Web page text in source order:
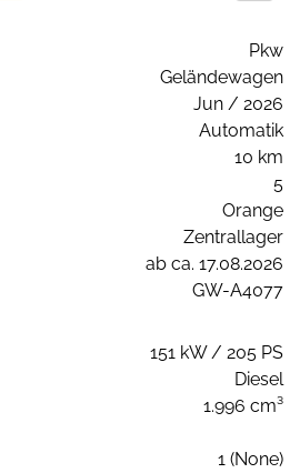
Pkw
Geländewagen
Jun / 2026
Automatik
10 km
5
Orange
Zentrallager
ab ca. 17.08.2026
GW-A4077
151 kW / 205 PS
Diesel
1.996 cm³
1 (None)